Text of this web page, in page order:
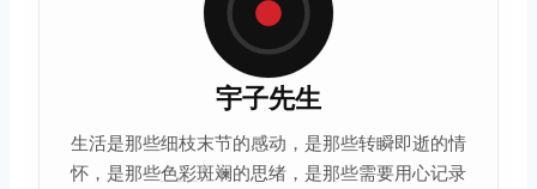
宇子先生
生活是那些细枝末节的感动，是那些转瞬即逝的情
怀，是那些色彩斑斓的思绪，是那些需要用心记录